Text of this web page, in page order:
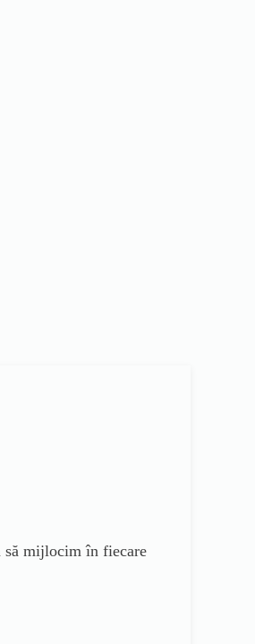
să mijlocim în fiecare